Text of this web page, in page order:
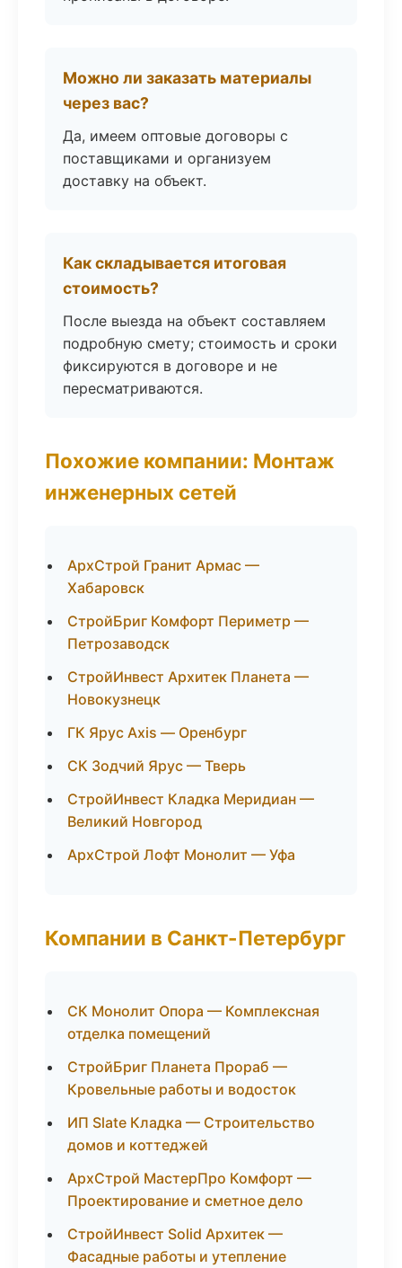
Можно ли заказать материалы
через вас?
Да, имеем оптовые договоры с
поставщиками и организуем
доставку на объект.
Как складывается итоговая
стоимость?
После выезда на объект составляем
подробную смету; стоимость и сроки
фиксируются в договоре и не
пересматриваются.
Похожие компании: Монтаж
инженерных сетей
АрхСтрой Гранит Армас —
Хабаровск
СтройБриг Комфорт Периметр —
Петрозаводск
СтройИнвест Архитек Планета —
Новокузнецк
ГК Ярус Axis — Оренбург
СК Зодчий Ярус — Тверь
СтройИнвест Кладка Меридиан —
Великий Новгород
АрхСтрой Лофт Монолит — Уфа
Компании в Санкт-Петербург
СК Монолит Опора — Комплексная
отделка помещений
СтройБриг Планета Прораб —
Кровельные работы и водосток
ИП Slate Кладка — Строительство
домов и коттеджей
АрхСтрой МастерПро Комфорт —
Проектирование и сметное дело
СтройИнвест Solid Архитек —
Фасадные работы и утепление